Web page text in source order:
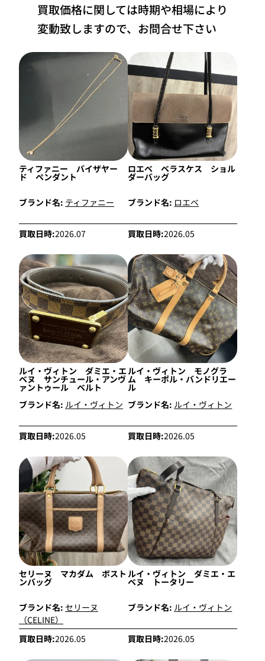
買取価格に関しては時期や相場により
変動致しますので、お問合せ下さい
ティファニー バイザヤー
ド ペンダント
ブランド名: ティファニー
買取日時:2026.07
ロエベ ベラスケス ショル
ダーバッグ
ブランド名: ロエベ
買取日時:2026.05
ルイ・ヴィトン ダミエ・エ
ベヌ サンチュール・アンヴ
ァントゥール ベルト
ブランド名: ルイ・ヴィトン
買取日時:2026.05
ルイ・ヴィトン モノグラ
ム キーポル・バンドリエー
ル
ブランド名: ルイ・ヴィトン
買取日時:2026.05
セリーヌ マカダム ボスト
ンバッグ
ブランド名: セリーヌ
（CELINE）
買取日時:2026.05
ルイ・ヴィトン ダミエ・エ
ベヌ トータリー
ブランド名: ルイ・ヴィトン
買取日時:2026.05